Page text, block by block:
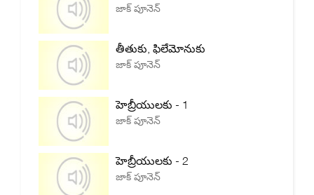
జాక్ పూనెన్
తీతుకు, ఫిలేమోనుకు
జాక్ పూనెన్
హెబ్రీయులకు - 1
జాక్ పూనెన్
హెబ్రీయులకు - 2
జాక్ పూనెన్